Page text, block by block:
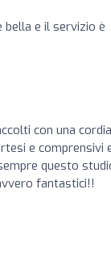
e il servizio è
con una
e comprensivi
questo
fantastici!!